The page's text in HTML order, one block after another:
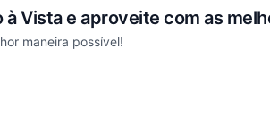
Vista e aproveite com as
maneira possível!